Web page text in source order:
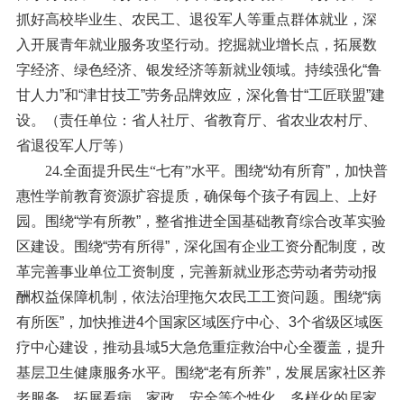
抓好高校毕业生、农民工、退役军人等重点群体就业，深
入开展青年就业服务攻坚行动。挖掘就业增长点，拓展数
字经济、绿色经济、银发经济等新就业领域。持续强化“鲁
甘人力”和“津甘技工”劳务品牌效应，深化鲁甘“工匠联盟”建
设。（责任单位：省人社厅、省教育厅、省农业农村厅、
省退役军人厅等）
24.全面提升民生“七有”水平。
围绕“幼有所育”，加快普
惠性学前教育资源扩容提质，确保每个孩子有园上、上好
园。围绕“学有所教”，整省推进全国基础教育综合改革实验
区建设。围绕“劳有所得”，深化国有企业工资分配制度，改
革完善事业单位工资制度，完善新就业形态劳动者劳动报
酬权益保障机制，依法治理拖欠农民工工资问题。围绕“病
有所医”，加快推进4个国家区域医疗中心、3个省级区域医
疗中心建设，推动县域5大急危重症救治中心全覆盖，提升
基层卫生健康服务水平。围绕“老有所养”，发展居家社区养